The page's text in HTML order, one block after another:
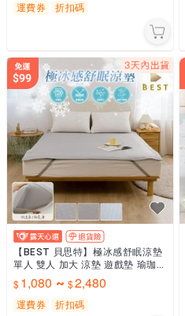
運費券 折扣碼
【BEST 貝思特】極冰感舒眠涼墊
單人 雙人 加大 涼墊 遊戲墊 瑜珈墊
野餐墊 露營 超取有出貨限制，詳
請參閱說明
1,080 ~ 2,480
運費券 折扣碼